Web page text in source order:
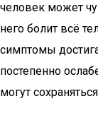
человек может
него болит всё
симптомы
постепенно
могут